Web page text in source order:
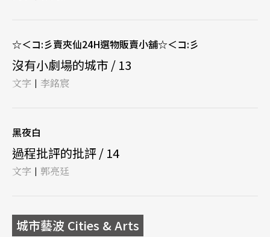
☆＜コ:彡賣夾仙24H選物販賣小舖☆＜コ:彡
沒有小劇場的城市 / 13
文字 | 李銘宸
黑夜白
過程批評的批評 / 14
文字 | 郭亮廷
城市藝波 Cities & Arts